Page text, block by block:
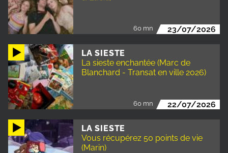
60 mn 23/07/2026
LA SIESTE
La sieste enchantée (Marc de
Blanchard - Transat en ville 2026)
60 mn 22/07/2026
LA SIESTE
Vous récupérez 50 points de vie
(Marin)